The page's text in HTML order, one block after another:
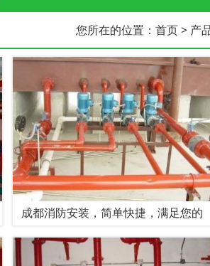
您所在的位置： 首页> 产
成都消防安装，简单快捷，满足您的